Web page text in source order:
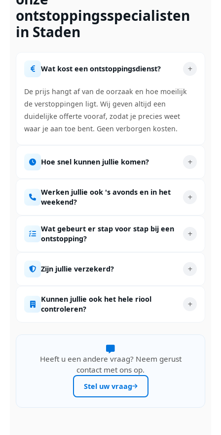
ontstoppingsspecialisten
in Staden
Wat kost een ontstoppingsdienst?
De prijs hangt af van de oorzaak en hoe moeilijk
de verstoppingen ligt. Wij geven altijd een
duidelijke offerte vooraf, zodat je precies weet
waar je aan toe bent. Geen verborgen kosten.
Hoe snel kunnen jullie komen?
Werken jullie ook 's avonds en in het
weekend?
Wat gebeurt er stap voor stap bij een
ontstopping?
Zijn jullie verzekerd?
Kunnen jullie ook het hele riool
controleren?
Heeft u een andere vraag? Neem gerust
contact met ons op.
Stel uw vraag